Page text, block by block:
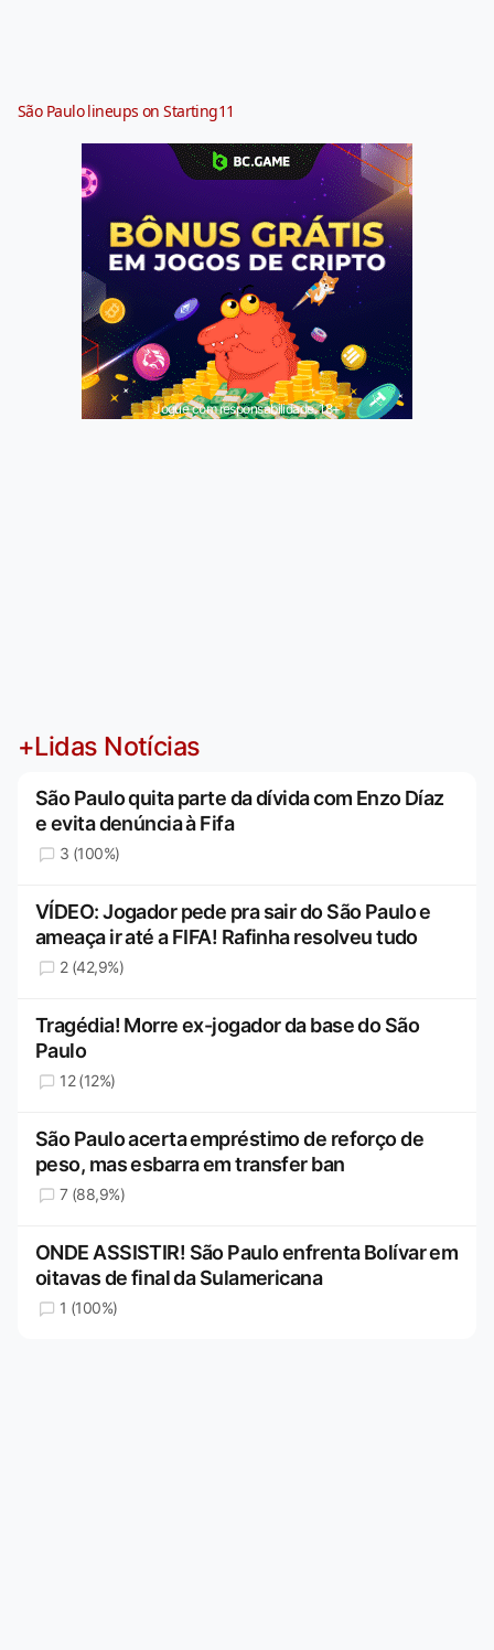
São Paulo lineups on Starting11
Jogue com responsabilidade. 18+
+Lidas Notícias
São Paulo quita parte da dívida com Enzo Díaz
e evita denúncia à Fifa
3 (100%)
VÍDEO: Jogador pede pra sair do São Paulo e
ameaça ir até a FIFA! Rafinha resolveu tudo
2 (42,9%)
Tragédia! Morre ex-jogador da base do São
Paulo
12 (12%)
São Paulo acerta empréstimo de reforço de
peso, mas esbarra em transfer ban
7 (88,9%)
ONDE ASSISTIR! São Paulo enfrenta Bolívar em
oitavas de final da Sulamericana
1 (100%)